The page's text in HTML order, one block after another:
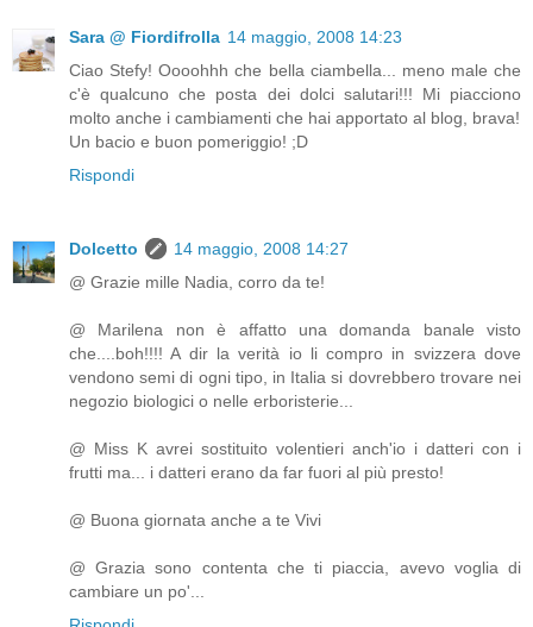
Sara @ Fiordifrolla 14 maggio, 2008 14:23
Ciao Stefy! Oooohhh che bella ciambella... meno male che
c'è qualcuno che posta dei dolci salutari!!! Mi piacciono
molto anche i cambiamenti che hai apportato al blog, brava!
Un bacio e buon pomeriggio! ;D
Rispondi
Dolcetto
14 maggio, 2008 14:27
@ Grazie mille Nadia, corro da te!
@ Marilena non è affatto una domanda banale visto
che....boh!!!! A dir la verità io li compro in svizzera dove
vendono semi di ogni tipo, in Italia si dovrebbero trovare nei
negozio biologici o nelle erboristerie...
@ Miss K avrei sostituito volentieri anch'io i datteri con i
frutti ma... i datteri erano da far fuori al più presto!
@ Buona giornata anche a te Vivi
@ Grazia sono contenta che ti piaccia, avevo voglia di
cambiare un po'...